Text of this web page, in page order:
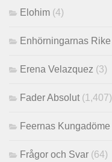
Elohim (4)
Enhörningarnas Rike
Erena Velazquez (3)
Fader Absolut (1,407)
Feernas Kungadöme
Frågor och Svar (64)